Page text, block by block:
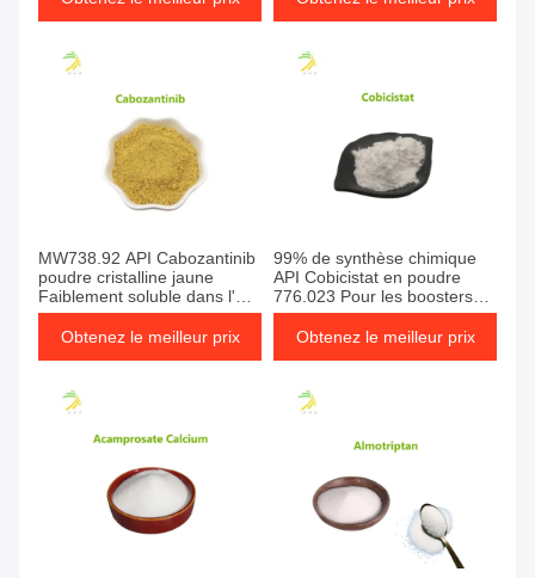
MW738.92 API Cabozantinib
poudre cristalline jaune
Faiblement soluble dans l'
eau
Obtenez le meilleur prix
99% de synthèse chimique
API Cobicistat en poudre
776.023 Pour les boosters
antiviraux
Obtenez le meilleur prix